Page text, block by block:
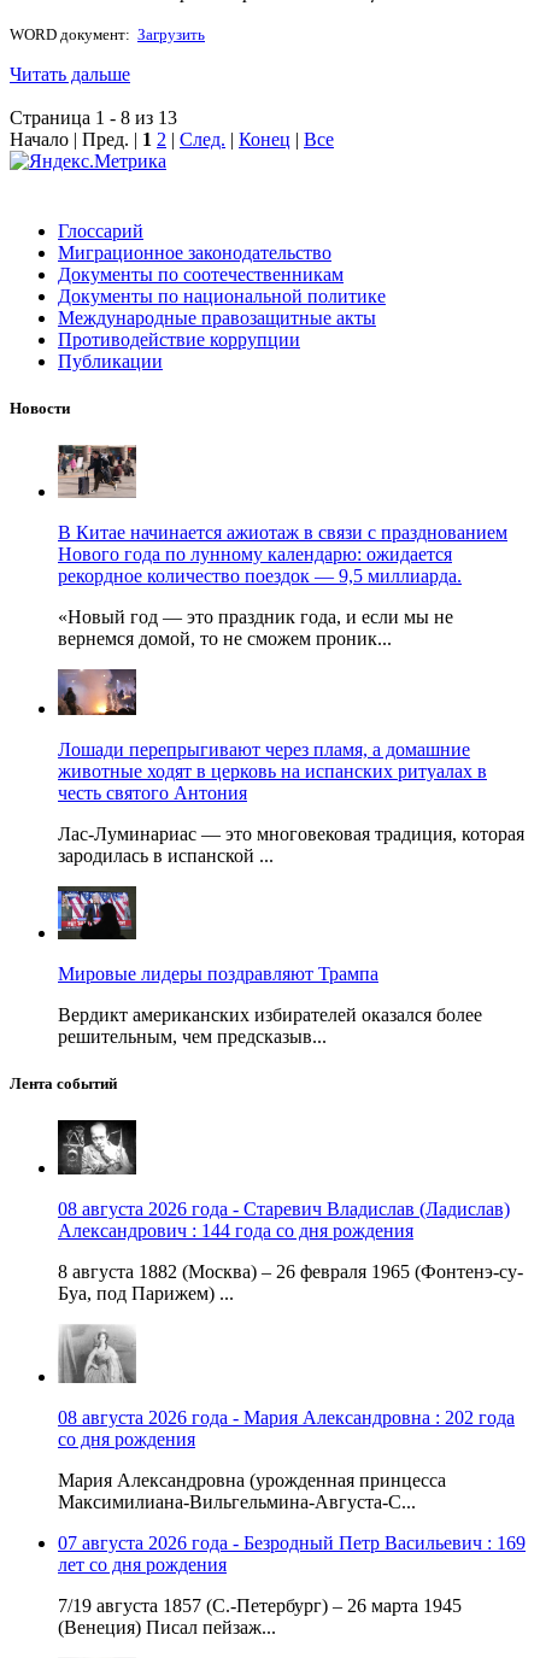
WORD документ: Загрузить
Читать дальше
Страница 1 - 8 из 13
Начало | Пред. | 1 2 | След. | Конец | Все
Глоссарий
Миграционное законодательство
Документы по соотечественникам
Документы по национальной политике
Международные правозащитные акты
Противодействие коррупции
Публикации
Новости
В Китае начинается ажиотаж в связи с празднованием
Нового года по лунному календарю: ожидается
рекордное количество поездок — 9,5 миллиарда.
«Новый год — это праздник года, и если мы не
вернемся домой, то не сможем проник...
Лошади перепрыгивают через пламя, а домашние
животные ходят в церковь на испанских ритуалах в
честь святого Антония
Лас-Луминариас — это многовековая традиция, которая
зародилась в испанской ...
Мировые лидеры поздравляют Трампа
Вердикт американских избирателей оказался более
решительным, чем предсказыв...
Лента событий
08 августа 2026 года - Старевич Владислав (Ладислав)
Александрович : 144 года со дня рождения
8 августа 1882 (Москва) – 26 февраля 1965 (Фонтенэ-су-
Буа, под Парижем) ...
08 августа 2026 года - Мария Александровна : 202 года
со дня рождения
Мария Александровна (урожденная принцесса
Максимилиана-Вильгельмина-Августа-С...
07 августа 2026 года - Безродный Петр Васильевич : 169
лет со дня рождения
7/19 августа 1857 (С.-Петербург) – 26 марта 1945
(Венеция) Писал пейзаж...